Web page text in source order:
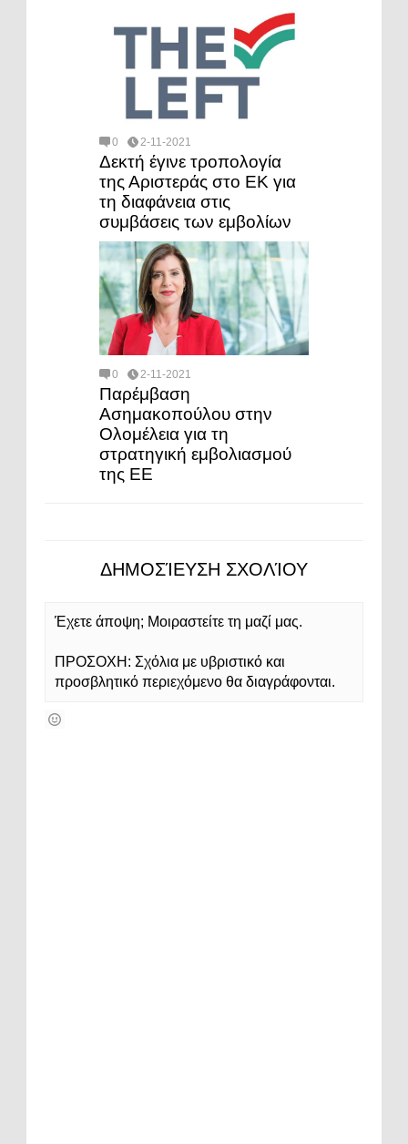
0 2-11-2021
Δεκτή έγινε τροπολογία
της Αριστεράς στο ΕΚ για
τη διαφάνεια στις
συμβάσεις των εμβολίων
0 2-11-2021
Παρέμβαση
Ασημακοπούλου στην
Ολομέλεια για τη
στρατηγική εμβολιασμού
της ΕΕ
ΔΗΜΟΣΊΕΥΣΗ ΣΧΟΛΊΟΥ
Έχετε άποψη; Μοιραστείτε τη μαζί μας.
ΠΡΟΣΟΧΗ: Σχόλια με υβριστικό και
προσβλητικό περιεχόμενο θα διαγράφονται.